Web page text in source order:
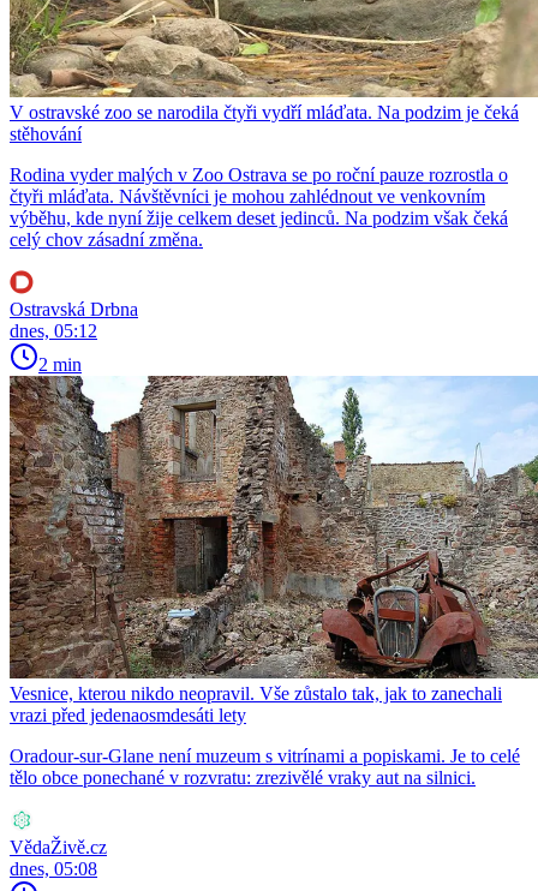
V ostravské zoo se narodila čtyři vydří mláďata. Na podzim je čeká
stěhování
Rodina vyder malých v Zoo Ostrava se po roční pauze rozrostla o
čtyři mláďata. Návštěvníci je mohou zahlédnout ve venkovním
výběhu, kde nyní žije celkem deset jedinců. Na podzim však čeká
celý chov zásadní změna.
Ostravská Drbna
dnes, 05:12
2 min
Vesnice, kterou nikdo neopravil. Vše zůstalo tak, jak to zanechali
vrazi před jedenaosmdesáti lety
Oradour-sur-Glane není muzeum s vitrínami a popiskami. Je to celé
tělo obce ponechané v rozvratu: zrezivělé vraky aut na silnici.
VědaŽivě.cz
dnes, 05:08